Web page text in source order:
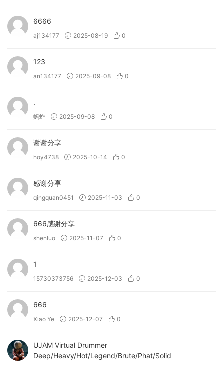
6666
aj134177 2025-08-19 0
123
an134177 2025-09-08 0
.
蚂蚱 2025-09-08 0
谢谢分享
hoy4738 2025-10-14 0
感谢分享
qingquan0451 2025-11-03 0
666感谢分享
shenluo 2025-11-07 0
1
15730373756 2025-12-03 0
666
Xiao Ye 2025-12-07 0
UJAM Virtual Drummer
Deep/Heavy/Hot/Legend/Brute/Phat/Solid